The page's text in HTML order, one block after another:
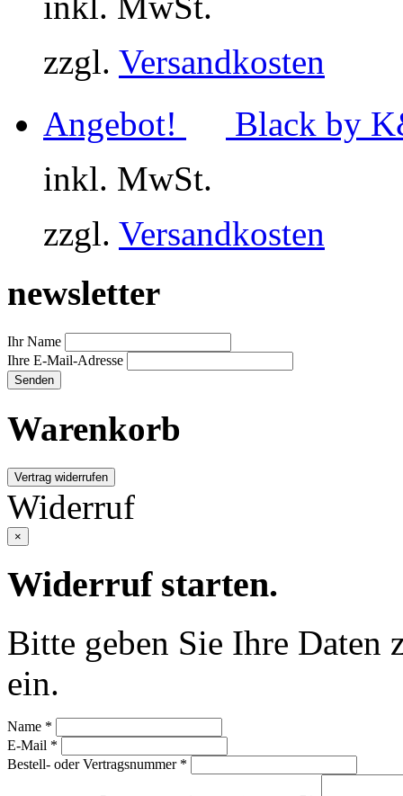
zzgl. Versandkosten
Angebot!
Black by
inkl. MwSt.
zzgl. Versandkosten
newsletter
Ihr Name
Ihre E-Mail-Adresse
Warenkorb
Vertrag widerrufen
Widerruf
×
Widerruf starten.
Bitte geben Sie Ihre Daten
ein.
Name *
E-Mail *
Bestell- oder Vertragsnummer *